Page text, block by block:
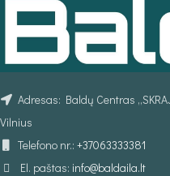
Adresas: Baldų Centras
Vilnius
Telefono nr.: +37063333381
El. paštas: info@baldaila.lt